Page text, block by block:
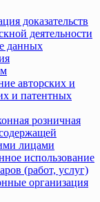
доказательств
деятельности
данных
авторских и
и патентных
розничная
лицами
использование
(работ, услуг)
организация